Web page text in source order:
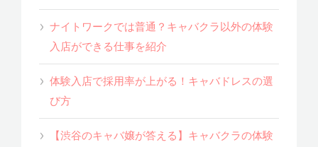
ナイトワークでは普通？キャバクラ以外の体験
入店ができる仕事を紹介
体験入店で採用率が上がる！キャバドレスの選
び方
【渋谷のキャバ嬢が答える】キャバクラの体験